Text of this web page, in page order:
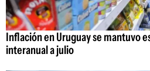
Inflación en Uruguay se mantuvo
interanual a julio